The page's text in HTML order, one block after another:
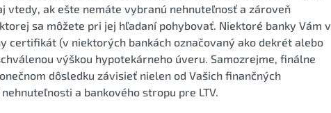
vtedy, ak ešte nemáte vybranú nehnuteľnosť a zároveň
sa môžete pri jej hľadaní pohybovať. Niektoré banky Vám v
certifikát (v niektorých bankách označovaný ako dekrét alebo
výškou hypotekárneho úveru. Samozrejme, finálne
dôsledku závisieť nielen od Vašich finančných
a bankového stropu pre LTV.